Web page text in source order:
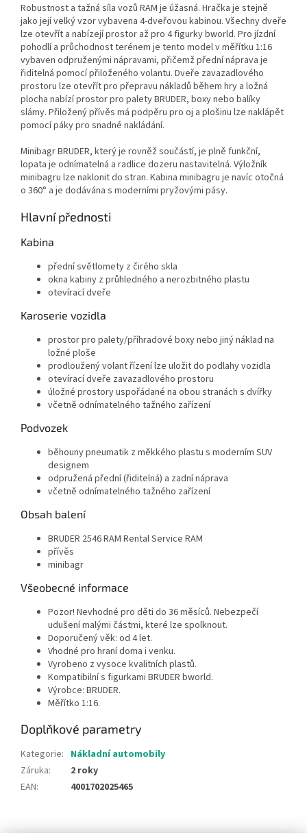
Robustnost a tažná síla vozů RAM je úžasná. Hračka je stejně
jako její velký vzor vybavena 4-dveřovou kabinou. Všechny dveře
lze otevřít a nabízejí prostor až pro 4 figurky bworld. Pro jízdní
pohodlí a průchodnost terénem je tento model v měřítku 1:16
vybaven odpruženými nápravami, přičemž přední náprava je
řiditelná pomocí přiloženého volantu. Dveře zavazadlového
prostoru lze otevřít pro přepravu nákladů během hry a ložná
plocha nabízí prostor pro palety BRUDER, boxy nebo balíky
slámy. Přiložený přívěs má podpěru pro oj a plošinu lze naklápět
pomocí páky pro snadné nakládání.
Minibagr BRUDER, který je rovněž součástí, je plně funkční,
lopata je odnímatelná a radlice dozeru nastavitelná. Výložník
minibagru lze naklonit do stran. Kabina minibagru je navíc otočná
o 360° a je dodávána s moderními pryžovými pásy.
Hlavní přednosti
Kabina
přední světlomety z čirého skla
okna kabiny z průhledného a nerozbitného plastu
otevírací dveře
Karoserie vozidla
prostor pro palety/příhradové boxy nebo jiný náklad na
ložné ploše
prodloužený volant řízení lze uložit do podlahy vozidla
otevírací dveře zavazadlového prostoru
úložné prostory uspořádané na obou stranách s dvířky
včetně odnímatelného tažného zařízení
Podvozek
běhouny pneumatik z měkkého plastu s moderním SUV
designem
odpružená přední (řiditelná) a zadní náprava
včetně odnímatelného tažného zařízení
Obsah balení
BRUDER 2546 RAM Rental Service RAM
přívěs
minibagr
Všeobecné informace
Pozor! Nevhodné pro děti do 36 měsíců. Nebezpečí
udušení malými částmi, které lze spolknout.
Doporučený věk: od 4 let.
Vhodné pro hraní doma i venku.
Vyrobeno z vysoce kvalitních plastů.
Kompatibilní s figurkami BRUDER bworld.
Výrobce: BRUDER.
Měřítko 1:16.
Doplňkové parametry
Kategorie: Nákladní automobily
Záruka:
2 roky
EAN: 4001702025465